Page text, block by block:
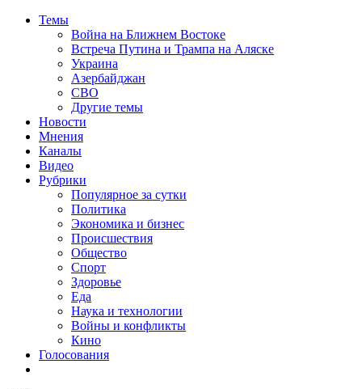
Темы
Война на Ближнем Востоке
Встреча Путина и Трампа на Аляске
Украина
Азербайджан
СВО
Другие темы
Новости
Мнения
Каналы
Видео
Рубрики
Популярное за сутки
Политика
Экономика и бизнес
Происшествия
Общество
Спорт
Здоровье
Еда
Наука и технологии
Войны и конфликты
Кино
Голосования